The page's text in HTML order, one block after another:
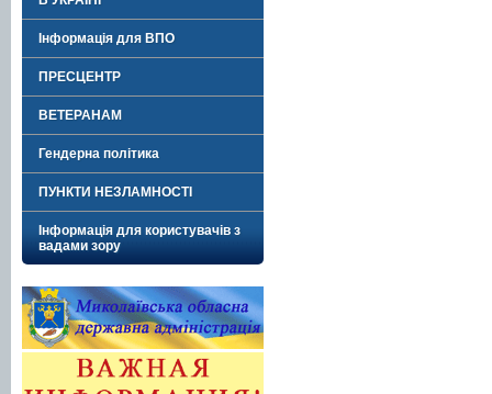
Інформація для ВПО
ПРЕСЦЕНТР
ВЕТЕРАНАМ
Гендерна політика
ПУНКТИ НЕЗЛАМНОСТІ
Інформація для користувачів з
вадами зору